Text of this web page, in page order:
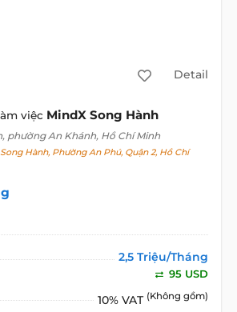
Detail
việc MindX Song Hành
, phường An Khánh, Hồ Chí Minh
Hành, Phường An Phú, Quận 2, Hồ Chí
2,5 Triệu/Tháng
95 USD
10% VAT (Không gồm)